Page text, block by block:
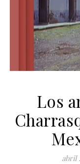
Los
abril